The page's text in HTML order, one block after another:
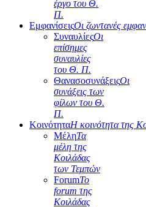
έργο του Θ.
Π.
ΕμφανίσειςΟι ζωντανές
ΣυναυλίεςΟι
επίσημες
συναυλίες
του Θ. Π.
ΘανασοσυνάξειςΟι
συνάξεις των
φίλων του Θ.
Π.
ΚοινότηταΗ κοινότητα της
ΜέληΤα
μέλη της
Κοιλάδας
των Τεμπών
ForumΤο
forum της
Κοιλάδας